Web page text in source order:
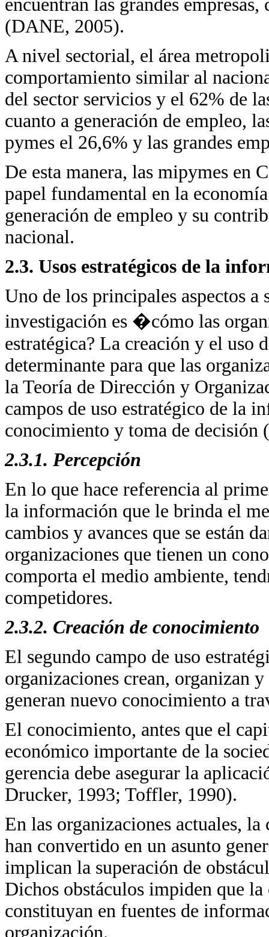
encuentran las grandes
(DANE, 2005).
A nivel sectorial, el área
comportamiento similar al
del sector servicios y el 62% de
cuanto a generación de empleo,
pymes el 26,6% y las grandes
De esta manera, las mipymes en
papel fundamental en la
generación de empleo y su
nacional.
2.3. Usos estratégicos de la
Uno de los principales aspectos a
investigación es �cómo las
estratégica? La creación y el uso
determinante para que las
la Teoría de Dirección y
campos de uso estratégico de la
conocimiento y toma de decisión
2.3.1. Percepción
En lo que hace referencia al
la información que le brinda el
cambios y avances que se están
organizaciones que tienen un
comporta el medio ambiente,
competidores.
2.3.2. Creación de conocimiento
El segundo campo de uso
organizaciones crean, organizan
generan nuevo conocimiento a
El conocimiento, antes que el
económico importante de la
gerencia debe asegurar la
Drucker, 1993; Toffler, 1990).
En las organizaciones actuales,
han convertido en un asunto
implican la superación de
Dichos obstáculos impiden que
constituyan en fuentes de
organización.